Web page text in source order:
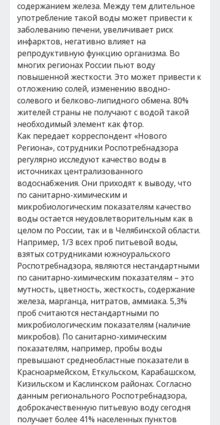
содержанием железа. Между тем длительное
употребление такой воды может привести к
заболеванию печени, увеличивает риск
инфарктов, негативно влияет на
репродуктивную функцию организма. Во
многих регионах России пьют воду
повышенной жесткости. Это может привести к
отложению солей, изменению вводно-
солевого и белково-липидного обмена. 80%
жителей страны не получают с водой такой
необходимый элемент как фтор.
Как передает корреспондент «Нового
Региона», сотрудники Роспотребнадзора
регулярно исследуют качество воды в
источниках централизованного
водоснабжения. Они приходят к выводу, что
по санитарно-химическим и
микробиологическим показателям качество
воды остается неудовлетворительным как в
целом по России, так и в Челябинской области.
Например, 1/3 всех проб питьевой воды,
взятых сотрудниками южноуральского
Роспотребнадзора, являются нестандартными
по санитарно-химическим показателям – это
мутность, цветность, жесткость, содержание
железа, марганца, нитратов, аммиака. 5,3%
проб считаются нестандартными по
микробиологическим показателям (наличие
микробов). По санитарно-химическим
показателям, например, пробы воды
превышают среднеобластные показатели в
Красноармейском, Еткульском, Карабашском,
Кизильском и Каслинском районах. Согласно
данным регионального Роспотребнадзора,
доброкачественную питьевую воду сегодня
получает более 41% населенных пунктов